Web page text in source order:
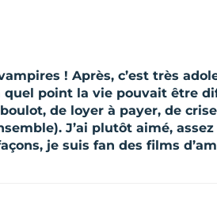
! Après, c’est très
quel point la vie pouvait être
de loyer à payer, de
J’ai plutôt aimé,
je suis fan des films